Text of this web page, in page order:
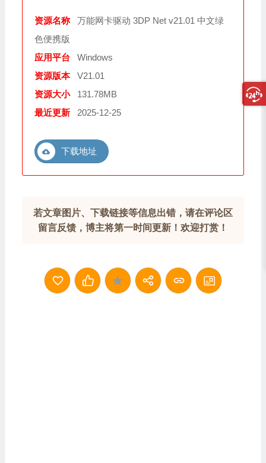
资源名称
万能网卡驱动 3DP Net v21.01 中文绿
色便携版
应用平台
Windows
资源版本
V21.01
资源大小
131.78MB
最近更新
2025-12-25
下载地址
若文章图片、下载链接等信息出错，请在评论区
留言反馈，博主将第一时间更新！欢迎打赏！